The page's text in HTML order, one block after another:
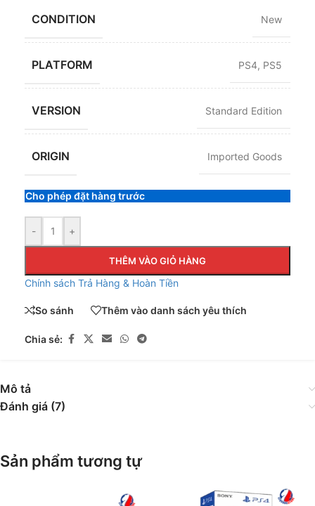
CONDITION New
PLATFORM PS4, PS5
VERSION Standard Edition
ORIGIN Imported Goods
Cho phép đặt hàng trước
- +
THÊM VÀO GIỎ HÀNG
Chính sách Trả Hàng & Hoàn Tiền
So sánh Thêm vào danh sách yêu thích
Chia sẻ:
Mô tả
Đánh giá (7)
Sản phẩm tương tự